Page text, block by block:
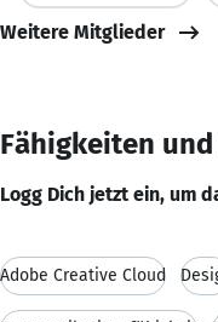
Weitere Mitglieder
Fähigkeiten
Logg Dich jetzt ein, um
Adobe Creative Cloud